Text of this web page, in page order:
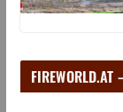
FIREWORLD.AT